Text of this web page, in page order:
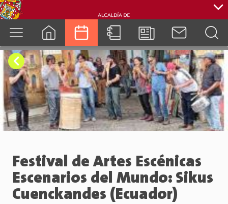
cuenca.gob.ec
Festival de Artes Escénicas
Escenarios del Mundo: Sikus
Cuenckandes (Ecuador)